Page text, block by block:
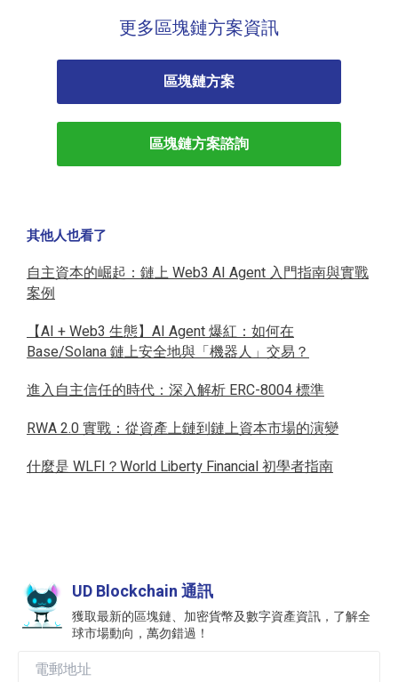
更多區塊鏈方案資訊
區塊鏈方案
區塊鏈方案諮詢
其他人也看了
自主資本的崛起：鏈上 Web3 AI Agent 入門指南與實戰
案例
【AI + Web3 生態】AI Agent 爆紅：如何在
Base/Solana 鏈上安全地與「機器人」交易？
進入自主信任的時代：深入解析 ERC-8004 標準
RWA 2.0 實戰：從資產上鏈到鏈上資本市場的演變
什麼是 WLFI？World Liberty Financial 初學者指南
UD Blockchain 通訊
獲取最新的區塊鏈、加密貨幣及數字資產資訊，了解全
球市場動向，萬勿錯過！